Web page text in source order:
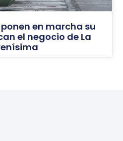
en marcha su
el negocio de La